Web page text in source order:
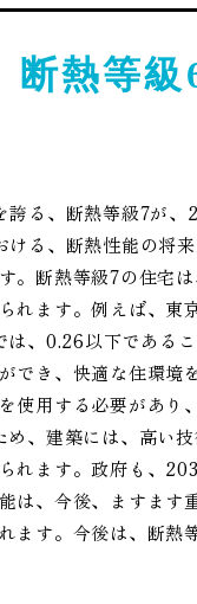
断熱等
る、断熱等級7が
る、断熱性能の将
。断熱等級7の住宅
れます。例えば、
、0.26以下である
でき、快適な住環
使用する必要があ
、建築には、高い
れます。政府も、
は、今後、ますま
ます。今後は、断